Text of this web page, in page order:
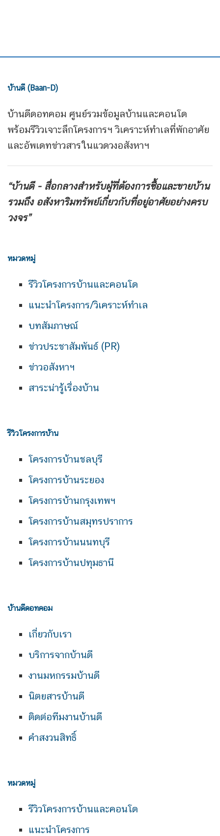
บ้านดี (Baan-D)
บ้านดีดอทคอม ศูนย์รวมข้อมูลบ้านและคอนโด
พร้อมรีวิวเจาะลึกโครงการฯ วิเคราะห์ทำเลที่พักอาศัย
และอัพเดทข่าวสารในแวดวงอสังหาฯ
“บ้านดี - สื่อกลางสำหรับผู้ที่ต้องการซื้อและขายบ้าน
รวมถึง อสังหาริมทรัพย์เกี่ยวกับที่อยู่อาศัยอย่างครบ
วงจร”
หมวดหมู่
รีวิวโครงการบ้านและคอนโด
แนะนำโครงการ/วิเคราะห์ทำเล
บทสัมภาษณ์
ข่าวประชาสัมพันธ์ (PR)
ข่าวอสังหาฯ
สาระน่ารู้เรื่องบ้าน
รีวิวโครงการบ้าน
โครงการบ้านชลบุรี
โครงการบ้านระยอง
โครงการบ้านกรุงเทพฯ
โครงการบ้านสมุทรปราการ
โครงการบ้านนนทบุรี
โครงการบ้านปทุมธานี
บ้านดีดอทคอม
เกี่ยวกับเรา
บริการจากบ้านดี
งานมหกรรมบ้านดี
นิตยสารบ้านดี
ติดต่อทีมงานบ้านดี
คำสงวนสิทธิ์
หมวดหมู่
รีวิวโครงการบ้านและคอนโด
แนะนำโครงการ